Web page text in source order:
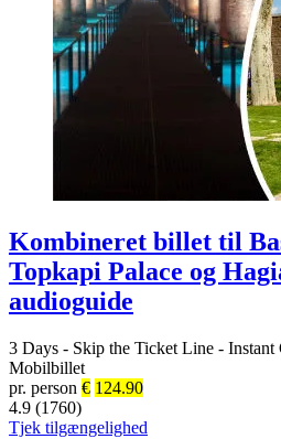
Kombineret billet til
Topkapi Palace og
audioguide
3 Days - Skip the Ticket Line - Instant
Mobilbillet
pr. person € 124.90
4.9 (1760)
Tjek tilgængelighed